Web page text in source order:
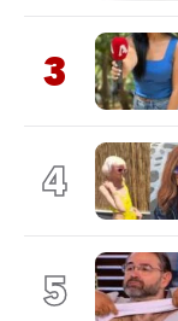
3
4
5